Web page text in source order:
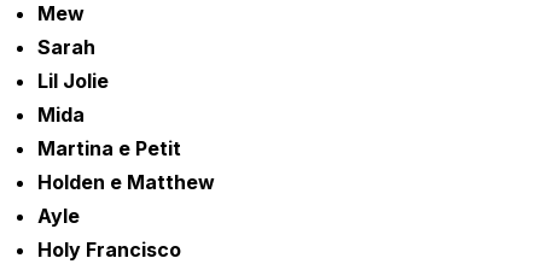
Mew
Sarah
Lil Jolie
Mida
Martina e Petit
Holden e Matthew
Ayle
Holy Francisco